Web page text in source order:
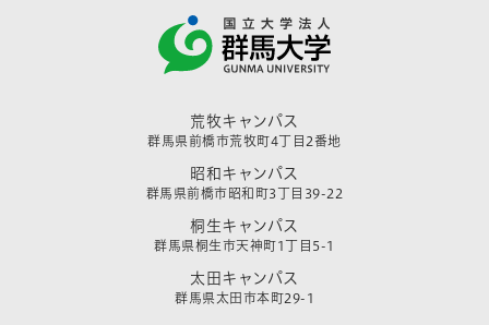
荒牧キャンパス
群馬県前橋市荒牧町4丁目2番地
昭和キャンパス
群馬県前橋市昭和町3丁目39-22
桐生キャンパス
群馬県桐生市天神町1丁目5-1
太田キャンパス
群馬県太田市本町29-1